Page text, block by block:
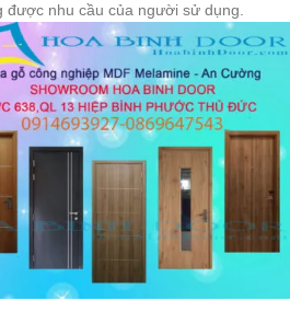
được nhu cầu của người sử dụng.